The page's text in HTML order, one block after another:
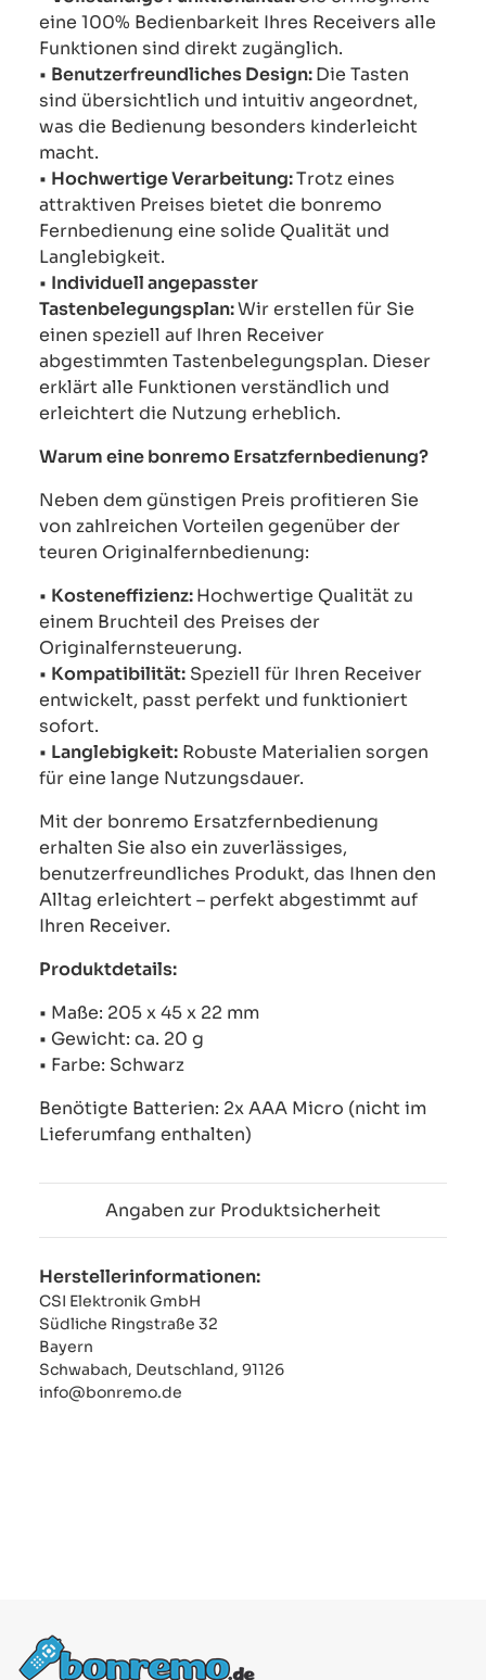
eine 100% Bedienbarkeit Ihres Receivers alle
Funktionen sind direkt zugänglich.
• Benutzerfreundliches Design:Die Tasten
sind übersichtlich und intuitiv angeordnet,
was die Bedienung besonders kinderleicht
macht.
• Hochwertige Verarbeitung:Trotz eines
attraktiven Preises bietet die bonremo
Fernbedienung eine solide Qualität und
Langlebigkeit.
• Individuell angepasster
Tastenbelegungsplan:Wir erstellen für Sie
einen speziell auf Ihren Receiver
abgestimmten Tastenbelegungsplan. Dieser
erklärt alle Funktionen verständlich und
erleichtert die Nutzung erheblich.
Warum eine bonremo Ersatzfernbedienung?
Neben dem günstigen Preis profitieren Sie
von zahlreichen Vorteilen gegenüber der
teuren Originalfernbedienung:
• Kosteneffizienz:Hochwertige Qualität zu
einem Bruchteil des Preises der
Originalfernsteuerung.
• Kompatibilität: Speziell für Ihren Receiver
entwickelt, passt perfekt und funktioniert
sofort.
• Langlebigkeit: Robuste Materialien sorgen
für eine lange Nutzungsdauer.
Mit der bonremo Ersatzfernbedienung
erhalten Sie also ein zuverlässiges,
benutzerfreundliches Produkt, das Ihnen den
Alltag erleichtert – perfekt abgestimmt auf
Ihren Receiver.
Produktdetails:
• Maße: 205 x 45 x 22 mm
• Gewicht: ca. 20 g
• Farbe: Schwarz
Benötigte Batterien: 2x AAA Micro (nicht im
Lieferumfang enthalten)
Angaben zur Produktsicherheit
Herstellerinformationen:
CSI Elektronik GmbH
Südliche Ringstraße 32
Bayern
Schwabach, Deutschland, 91126
info@bonremo.de